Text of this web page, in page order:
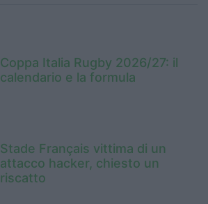
Coppa Italia Rugby 2026/27: il
calendario e la formula
Stade Français vittima di un
attacco hacker, chiesto un
riscatto